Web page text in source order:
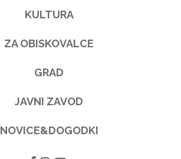
KULTURA
ZA OBISKOVALCE
GRAD
JAVNI ZAVOD
NOVICE&DOGODKI